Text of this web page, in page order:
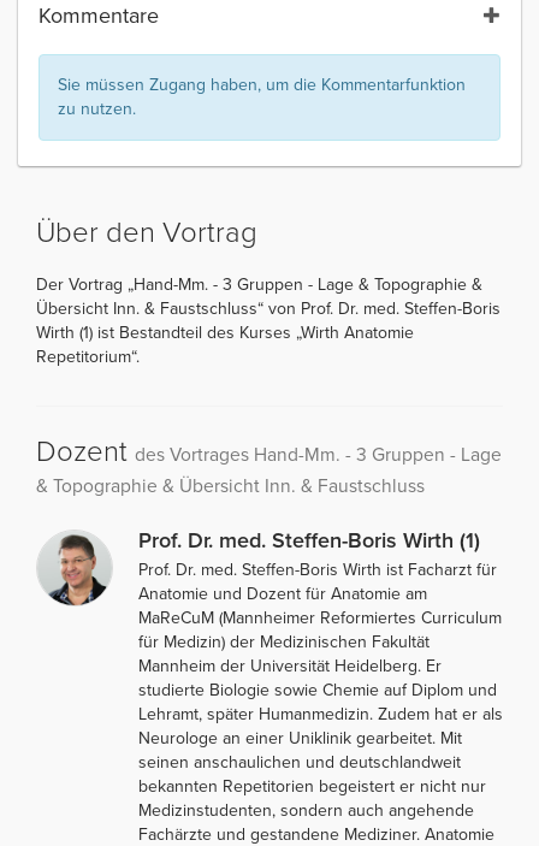
Kommentare
Sie müssen Zugang haben, um die Kommentarfunktion
zu nutzen.
Über den Vortrag
Der Vortrag „Hand-Mm. - 3 Gruppen - Lage & Topographie &
Übersicht Inn. & Faustschluss“ von Prof. Dr. med. Steffen-Boris
Wirth (1) ist Bestandteil des Kurses „Wirth Anatomie
Repetitorium“.
Dozent des Vortrages Hand-Mm. - 3 Gruppen - Lage
& Topographie & Übersicht Inn. & Faustschluss
Prof. Dr. med. Steffen-Boris Wirth (1)
Prof. Dr. med. Steffen-Boris Wirth ist Facharzt für
Anatomie und Dozent für Anatomie am
MaReCuM (Mannheimer Reformiertes Curriculum
für Medizin) der Medizinischen Fakultät
Mannheim der Universität Heidelberg. Er
studierte Biologie sowie Chemie auf Diplom und
Lehramt, später Humanmedizin. Zudem hat er als
Neurologe an einer Uniklinik gearbeitet. Mit
seinen anschaulichen und deutschlandweit
bekannten Repetitorien begeistert er nicht nur
Medizinstudenten, sondern auch angehende
Fachärzte und gestandene Mediziner. Anatomie